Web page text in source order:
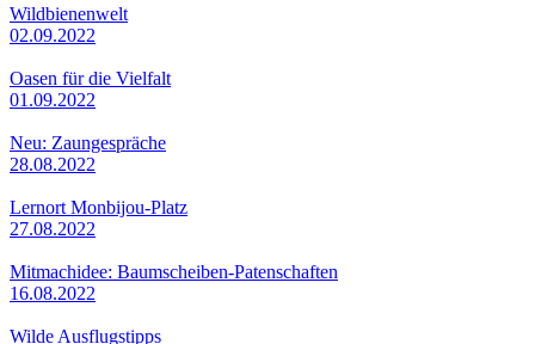
Wildbienenwelt
02.09.2022
Oasen für die Vielfalt
01.09.2022
Neu: Zaungespräche
28.08.2022
Lernort Monbijou-Platz
27.08.2022
Mitmachidee: Baumscheiben-Patenschaften
16.08.2022
Wilde Ausflugstipps